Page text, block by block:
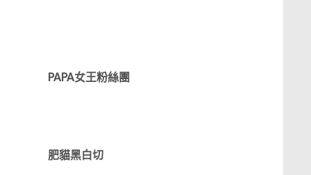
PAPA女王粉絲團
肥貓黑白切